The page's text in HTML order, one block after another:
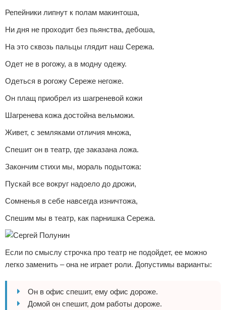
Репейники липнут к полам макинтоша,
Ни дня не проходит без пьянства, дебоша,
На это сквозь пальцы глядит наш Сережа.
Одет не в рогожу, а в модну одежу.
Одеться в рогожу Сереже негоже.
Он плащ приобрел из шагреневой кожи
Шагренева кожа достойна вельможи.
Живет, с земляками отличия множа,
Спешит он в театр, где заказана ложа.
Закончим стихи мы, мораль подытожа:
Пускай все вокруг надоело до дрожи,
Сомненья в себе навсегда изничтожа,
Спешим мы в театр, как парнишка Сережа.
Если по смыслу строчка про театр не подойдет, ее можно
легко заменить – она не играет роли. Допустимы варианты:
Он в офис спешит, ему офис дороже.
Домой он спешит, дом работы дороже.